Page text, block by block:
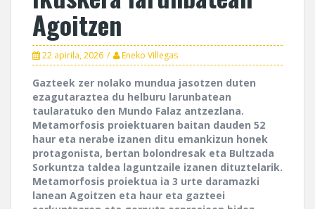
Agoitzen
22 apirila, 2026 Eneko Villegas
Gazteek zer nolako mundua jasotzen duten
ezagutaraztea du helburu larunbatean
taularatuko den Mundo Falaz antzezlana.
Metamorfosis proiektuaren baitan dauden 52
haur eta nerabe izanen ditu emankizun honek
protagonista, bertan bolondresak eta Bultzada
Sorkuntza taldea laguntzaile izanen dituztelarik.
Metamorfosis proiektua ia 3 urte daramazki
lanean Agoitzen eta haur eta gazteei